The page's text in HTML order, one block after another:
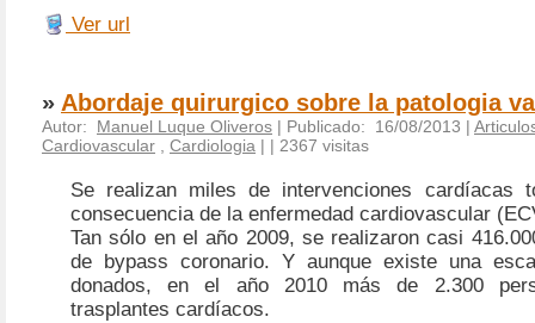
Ver url
» Abordaje quirurgico sobre la patologia
Autor: Manuel Luque Oliveros | Publicado: 16/08/2013 |
Cardiovascular , Cardiologia | | 2367 visitas
Se realizan miles de intervenciones cardíacas
consecuencia de la enfermedad cardiovascular
Tan sólo en el año 2009, se realizaron casi
de bypass coronario. Y aunque existe una
donados, en el año 2010 más de 2.300
trasplantes cardíacos.